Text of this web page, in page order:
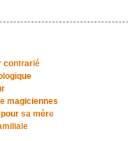
contrarié
magiciennes
sa mère